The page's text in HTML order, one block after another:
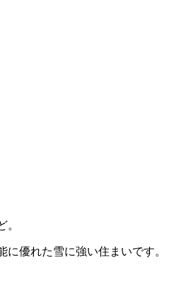
優れた雪に強い住まいです。